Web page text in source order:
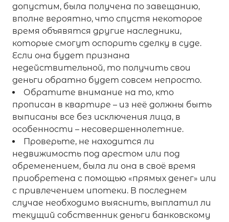
допустим, была получена по завещанию,
вполне вероятно, что спустя некоторое
время объявятся другие наследники,
которые смогут оспорить сделку в суде.
Если она будет признана
недействительной, то получить свои
деньги обратно будет совсем непросто.
Обратите внимание на то, кто
прописан в квартире – из неё должны быть
выписаны все без исключения лица, в
особенности – несовершеннолетние.
Проверьте, не находится ли
недвижимость под арестом или под
обременением, была ли она в своё время
приобретена с помощью «прямых денег» или
с привлечением ипотеки. В последнем
случае необходимо выяснить, выплатил ли
текущий собственник деньги банковскому